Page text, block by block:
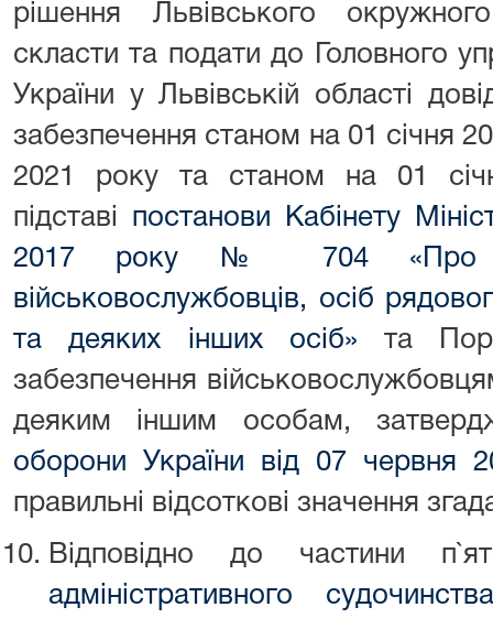
рішення Львівського
скласти та подати до Головного
України у Львівській області
забезпечення станом на 01 січня
2021 року та станом на 01
підставі постанови Кабінету
2017 року № 704 «Про
військовослужбовців, осіб
та деяких інших осіб» та
забезпечення
деяким іншим особам,
оборони України від 07
правильні відсоткові значення
Відповідно до частини
адміністративного